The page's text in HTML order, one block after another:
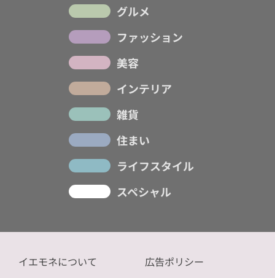
グルメ
ファッション
美容
インテリア
雑貨
住まい
ライフスタイル
スペシャル
イエモネについて 広告ポリシー